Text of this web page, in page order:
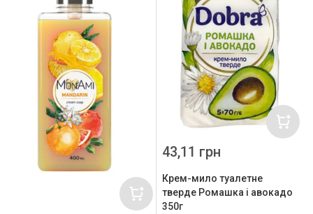
Крем-мило туалетне
тверде Ромашка і авокадо
350г
43,11 грн